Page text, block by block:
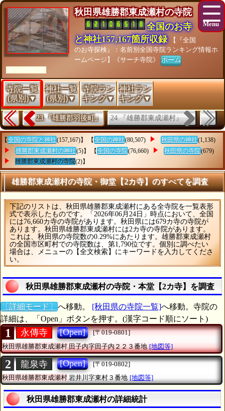
秋田県雄勝郡東成瀬村の寺院
全国のお寺
と神社157,167箇所収録
【『全国
のお寺探検』：名前別全国寺院ランキング情報ホ
ームページ】《サーチ寺院》ホーム
[As of 26/07/28]
寺院一覧
(県別)▼
神社一覧
(県別)▼
寺院ラン
キング▼
神社ラン
キング▼
23.『雄勝郡羽後町』 24.『雄勝郡東成瀬村』
【 全国の寺院と神社(157,167)】 【 全国の神社(80,507) 秋田県の神社(1,138)
雄勝郡東成瀬村の神社(5)】 【 全国の寺院(76,660) 秋田県の寺院(679)
雄勝郡東成瀬村の寺院(2)】
雄勝郡東成瀬村の寺院・御堂【2カ寺】のすべてを調査
下記のリストは、秋田県雄勝郡東成瀬村にある全寺院を一覧表形
式で表示したものです。「2026年06月24日」時点において、全国
には76,660カ寺の寺院があります。秋田県には679カ寺の寺院が
あります。秋田県雄勝郡東成瀬村には2カ寺の寺院があります。
これは、秋田県の寺院数の0.29%にあたります。雄勝郡東成瀬村
の全国市区町村での寺院数は、第1,790位です。個別に調べたい
場合は、メニューの【全文検索】にキーワードを入力してくださ
い。
秋田県雄勝郡東成瀬村の寺院・本堂【2カ寺】を調査
〔詳細モード〕 へ移動。 [秋田県の寺院一覧]へ移動。寺院の
詳細は、「Open」ボタンを押す。(漢字コード順にソート)
1 永傳寺 [Open]
[〒019-0801]
秋田県雄勝郡東成瀬村田子内字田子内２２３番地 [地図等]
2 龍泉寺 [Open]
[〒019-0802]
秋田県雄勝郡東成瀬村岩井川字東村３番地 [地図等]
秋田県雄勝郡東成瀬村の詳細統計